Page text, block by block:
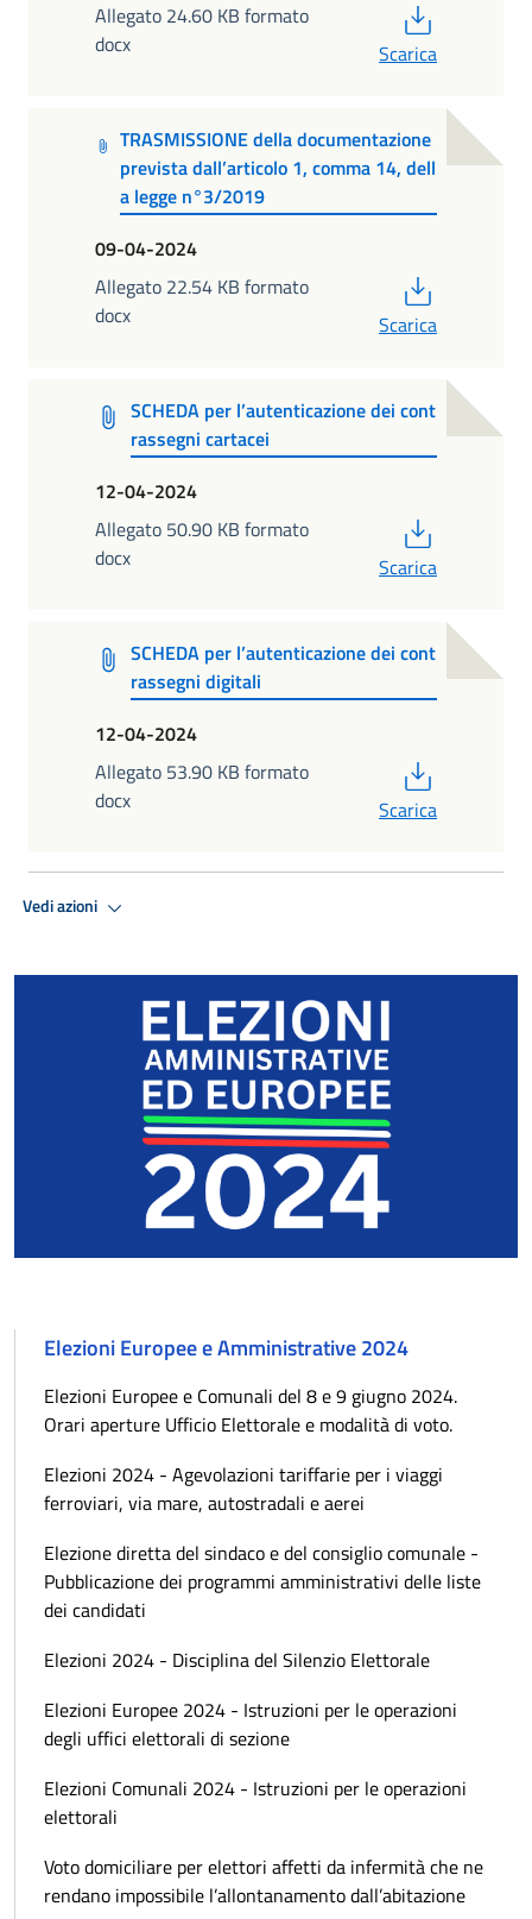
Allegato 24.60 KB formato
docx
Scarica
TRASMISSIONE della documentazione
prevista dall’articolo 1, comma 14, dell
a legge n°3/2019
09-04-2024
Allegato 22.54 KB formato
docx
Scarica
SCHEDA per l’autenticazione dei cont
rassegni cartacei
12-04-2024
Allegato 50.90 KB formato
docx
Scarica
SCHEDA per l’autenticazione dei cont
rassegni digitali
12-04-2024
Allegato 53.90 KB formato
docx
Scarica
Vedi azioni
Elezioni Europee e Amministrative 2024
Elezioni Europee e Comunali del 8 e 9 giugno 2024.
Orari aperture Ufficio Elettorale e modalità di voto.
Elezioni 2024 - Agevolazioni tariffarie per i viaggi
ferroviari, via mare, autostradali e aerei
Elezione diretta del sindaco e del consiglio comunale -
Pubblicazione dei programmi amministrativi delle liste
dei candidati
Elezioni 2024 - Disciplina del Silenzio Elettorale
Elezioni Europee 2024 - Istruzioni per le operazioni
degli uffici elettorali di sezione
Elezioni Comunali 2024 - Istruzioni per le operazioni
elettorali
Voto domiciliare per elettori affetti da infermità che ne
rendano impossibile l’allontanamento dall’abitazione